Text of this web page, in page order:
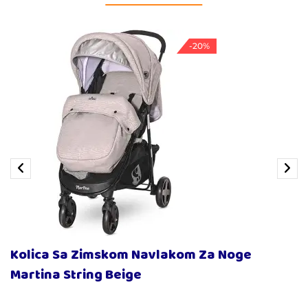
-20%
Kolica Sa Zimskom Navlakom Za Noge
Martina String Beige